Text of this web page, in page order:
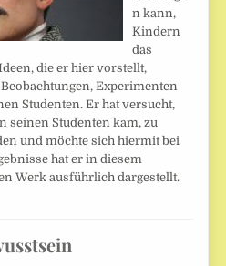
n kann,
Kindern
das
die er hier vorstellt,
Experimenten
Studenten. Er hat versucht,
seinen Studenten kam, zu
und möchte sich hiermit bei
hat er in diesem
Werk ausführlich dargestellt.